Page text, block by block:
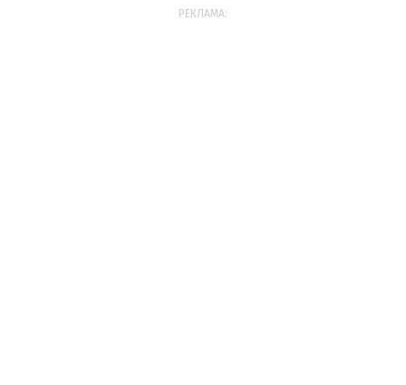
РЕКЛАМА: